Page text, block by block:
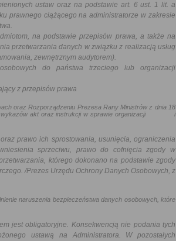
ustaw oraz na podstawie art. 6 ust. 1 lit. a
prawnego ciążącego na administratorze w zakresie
na podstawie przepisów prawa, a także na
przetwarzania danych w związku z realizacją usług
zewnętrznym audytorem).
do państwa trzeciego lub organizacji
z przepisów prawa
oraz Rozporządzeniu Prezesa Rany Ministrów z dnia 18
wykazów akt oraz instrukcji w sprawie organizacji i
prawo ich sprostowania, usunięcia, ograniczenia
sprzeciwu, prawo do cofnięcia zgody w
którego dokonano na podstawie zgody
/Prezes Urzędu Ochrony Danych Osobowych, z
naruszenia bezpieczeństwa danych osobowych, które
jest obligatoryjne. Konsekwencją nie podania tych
ustawą na Administratora. W pozostałych